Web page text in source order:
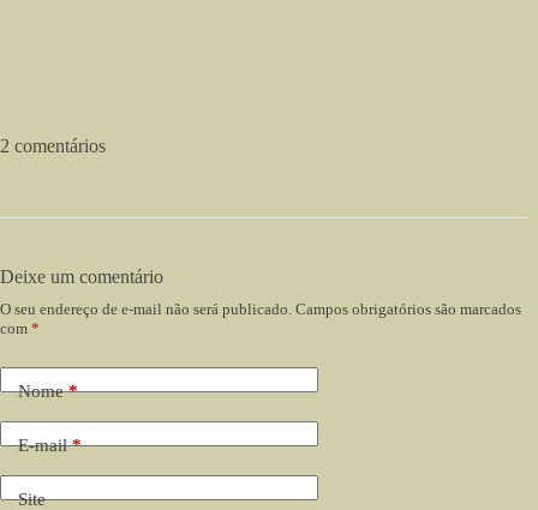
2 comentários
Deixe um comentário
O seu endereço de e-mail não será publicado. Campos obrigatórios são marcados
com *
Nome*
E-mail*
Site